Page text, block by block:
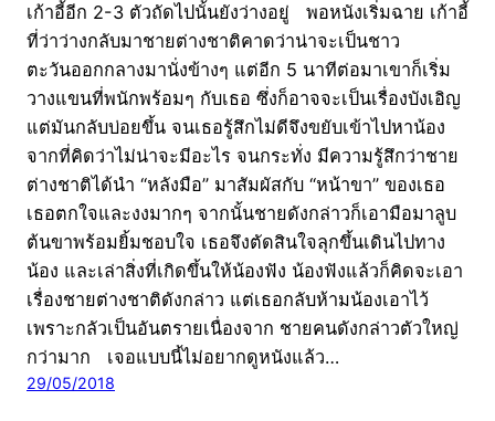
เก้าอี้อีก 2-3 ตัวถัดไปนั้นยังว่างอยู่ พอหนังเริ่มฉาย เก้าอี้
ที่ว่าว่างกลับมาชายต่างชาติคาดว่าน่าจะเป็นชาว
ตะวันออกกลางมานั่งข้างๆ แต่อีก 5 นาทีต่อมาเขาก็เริ่ม
วางแขนที่พนักพร้อมๆ กับเธอ ซึ่งก็อาจจะเป็นเรื่องบังเอิญ
แต่มันกลับบ่อยขึ้น จนเธอรู้สึกไม่ดีจึงขยับเข้าไปหาน้อง
จากที่คิดว่าไม่น่าจะมีอะไร จนกระทั่ง มีความรู้สึกว่าชาย
ต่างชาติได้นำ “หลังมือ” มาสัมผัสกับ “หน้าขา” ของเธอ
เธอตกใจและงงมากๆ จากนั้นชายดังกล่าวก็เอามือมาลูบ
ต้นขาพร้อมยิ้มชอบใจ เธอจึงตัดสินใจลุกขึ้นเดินไปทาง
น้อง และเล่าสิ่งที่เกิดขึ้นให้น้องฟัง น้องฟังแล้วก็คิดจะเอา
เรื่องชายต่างชาติดังกล่าว แต่เธอกลับห้ามน้องเอาไว้
เพราะกลัวเป็นอันตรายเนื่องจาก ชายคนดังกล่าวตัวใหญ่
กว่ามาก เจอแบบนี้ไม่อยากดูหนังแล้ว…
29/05/2018